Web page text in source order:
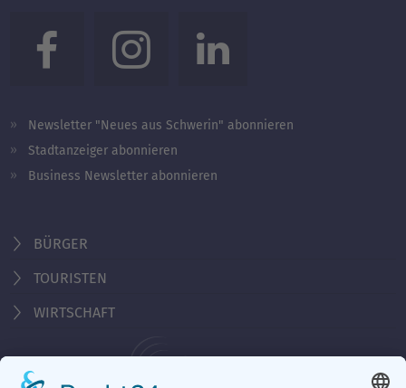
Newsletter "Neues aus Schwerin" abonnieren
Stadtanzeiger abonnieren
Business Newsletter abonnieren
BÜRGER
TOURISTEN
WIRTSCHAFT
Behördennummer 115